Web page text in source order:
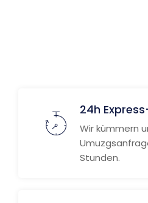
24h
Wir kümmern
Stunden.